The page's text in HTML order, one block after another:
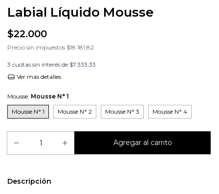
Labial Líquido Mousse
$22.000
Precio sin impuestos $18.181,82
3 cuotas sin interés de $7.333,33
Ver más detalles
Mousse: Mousse N° 1
Mousse N° 1 Mousse N° 2 Mousse N° 3 Mousse N° 4
Descripción